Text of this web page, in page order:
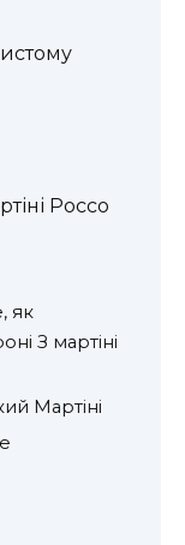
Россо
як
З мартіні
Мартіні